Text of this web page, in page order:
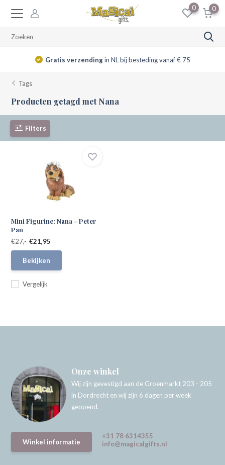
0 0
Gratis verzendingin NL bij besteding vanaf € 75
Tags
Producten getagd met Nana
Filters
Mini Figurine: Nana - Peter
Pan
Vergelijk
€27,- €21,95
Bekijken
Onze winkel
Wij zijn gevestigd aan de Groenmarkt 203 - 205
in Dordrecht en wij zijn 6 dagen per week
geopend.
Winkel informatie
+31 78 6314355
info@magicalgifts.nl